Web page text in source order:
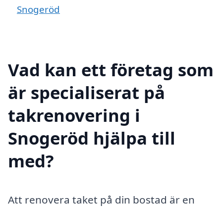
Snogeröd
Vad kan ett företag som
är specialiserat på
takrenovering i
Snogeröd hjälpa till
med?
Att renovera taket på din bostad är en